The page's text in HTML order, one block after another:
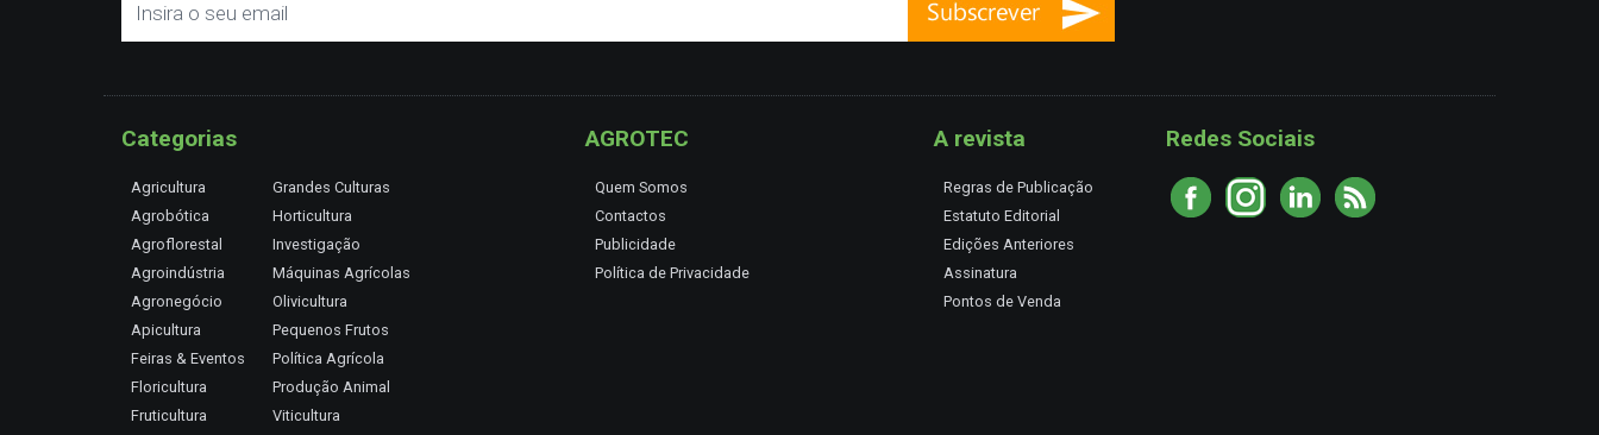
Categorias
Agricultura
Agrobótica
Agroflorestal
Agroindústria
Agronegócio
Apicultura
Feiras & Eventos
Floricultura
Fruticultura
Grandes Culturas
Horticultura
Investigação
Máquinas Agrícolas
Olivicultura
Pequenos Frutos
Política Agrícola
Produção Animal
Viticultura
AGROTEC
Quem Somos
Contactos
Publicidade
Política de Privacidade
A revista
Regras de Publicação
Estatuto Editorial
Edições Anteriores
Assinatura
Pontos de Venda
Redes Sociais